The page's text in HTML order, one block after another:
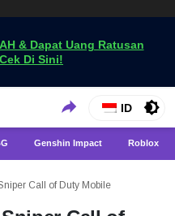
& Dapat Uang Ratusan
Di Sini!
News
Games Terbaru Hanya di VCGamers
ID
Genshin Impact Roblox
Call of Duty Mobile